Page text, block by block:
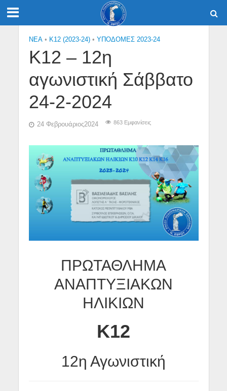
NEA • Κ12 (2023-24) • ΥΠΟΔΟΜΕΣ 2023-24
Κ12 – 12η
αγωνιστική Σάββατο
24-2-2024
24 Φεβρουάριος2024 863 Εμφανίσεις
ΠΡΩΤΑΘΛΗΜΑ
ΑΝΑΠΤΥΞΙΑΚΩΝ
ΗΛΙΚΙΩΝ
Κ12
12η Αγωνιστική